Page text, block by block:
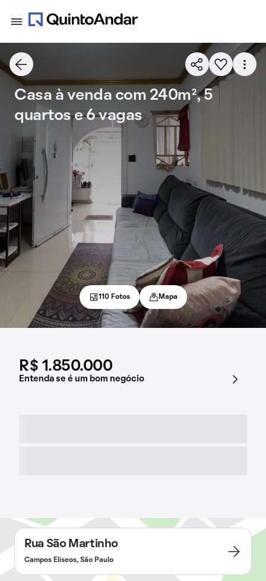
R$ 1.850.000
Entenda se é um bom negócio
Casa à venda com 240m², 5
quartos e 6 vagas
110 Fotos Mapa
Rua São Martinho
Campos Elíseos, São Paulo